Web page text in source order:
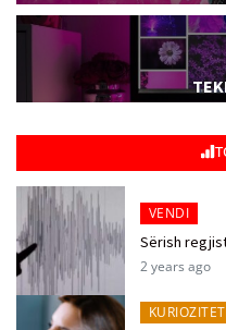
VENDI
Sërish
2 years ago